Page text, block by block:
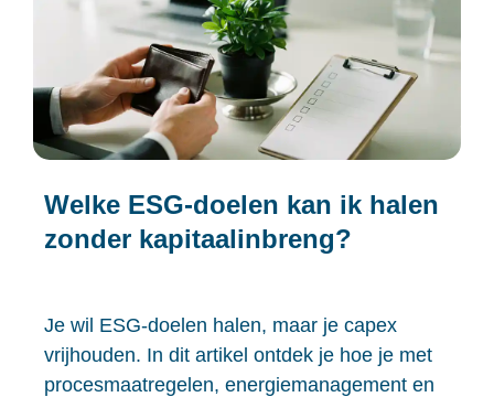
Welke ESG-doelen kan ik halen
zonder kapitaalinbreng?
Je wil ESG-doelen halen, maar je capex
vrijhouden. In dit artikel ontdek je hoe je met
procesmaatregelen, energiemanagement en